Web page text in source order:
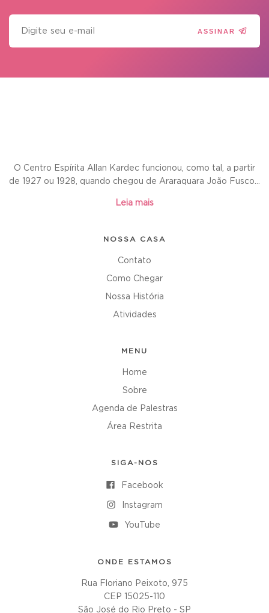
ASSINAR
O Centro Espírita Allan Kardec funcionou, como tal, a partir
de 1927 ou 1928, quando chegou de Araraquara João Fusco...
Leia mais
NOSSA CASA
Contato
Como Chegar
Nossa História
Atividades
MENU
Home
Sobre
Agenda de Palestras
Área Restrita
SIGA-NOS
Facebook
Instagram
YouTube
ONDE ESTAMOS
Rua Floriano Peixoto, 975
CEP 15025-110
São José do Rio Preto - SP